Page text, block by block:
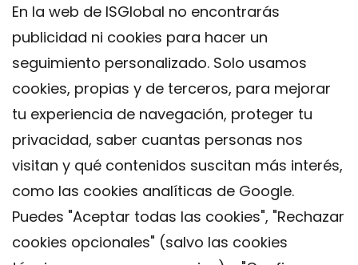
En la web de ISGlobal no encontrarás
publicidad ni cookies para hacer un
seguimiento personalizado. Solo usamos
cookies, propias y de terceros, para mejorar
tu experiencia de navegación, proteger tu
privacidad, saber cuantas personas nos
visitan y qué contenidos suscitan más interés,
como las cookies analíticas de Google.
Puedes "Aceptar todas las cookies", "Rechazar
cookies opcionales" (salvo las cookies